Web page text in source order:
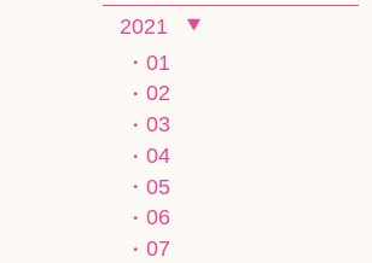
2021
01
02
03
04
05
06
07